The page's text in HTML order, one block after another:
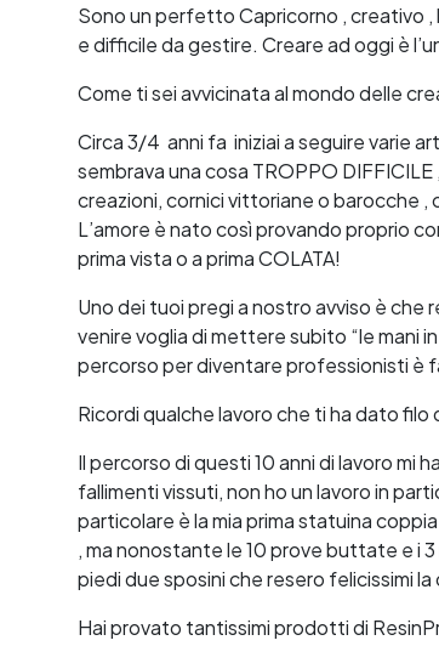
Sono un perfetto Capricorno , creativo ,
e difficile da gestire. Creare ad oggi è
Come ti sei avvicinata al mondo delle
Circa 3/4 anni fa iniziai a seguire varie
sembrava una cosa TROPPO
creazioni, cornici vittoriane o barocche ,
L’amore è nato così provando proprio
prima vista o a prima COLATA!
Uno dei tuoi pregi a nostro avviso è che
venire voglia di mettere subito “le mani
percorso per diventare professionisti è
Ricordi qualche lavoro che ti ha dato filo
Il percorso di questi 10 anni di lavoro
fallimenti vissuti, non ho un lavoro in
particolare è la mia prima statuina
, ma nonostante le 10 prove buttate e i
piedi due sposini che resero felicissimi
Hai provato tantissimi prodotti di